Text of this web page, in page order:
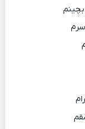
ﺑﭽﻴﻨﻢ